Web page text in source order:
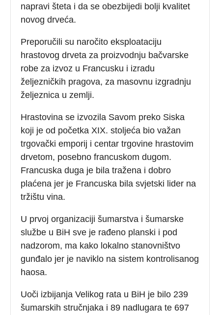
napravi šteta i da se obezbijedi bolji kvalitet
novog drveća.
Preporučili su naročito eksploataciju
hrastovog drveta za proizvodnju bačvarske
robe za izvoz u Francusku i izradu
željezničkih pragova, za masovnu izgradnju
željeznica u zemlji.
Hrastovina se izvozila Savom preko Siska
koji je od početka XIX. stoljeća bio važan
trgovački emporij i centar trgovine hrastovim
drvetom, posebno francuskom dugom.
Francuska duga je bila tražena i dobro
plaćena jer je Francuska bila svjetski lider na
tržištu vina.
U prvoj organizaciji šumarstva i šumarske
službe u BiH sve je rađeno planski i pod
nadzorom, ma kako lokalno stanovništvo
gunđalo jer je naviklo na sistem kontrolisanog
haosa.
Uoči izbijanja Velikog rata u BiH je bilo 239
šumarskih stručnjaka i 89 nadlugara te 697